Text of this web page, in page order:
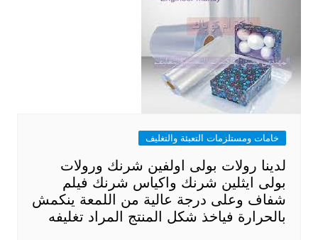
خامات ومستلزمات التعبئة والتغليف
لدينا رولات بولى اولفين شرنك ورولات
بولى ايثلين شرنك واكياس شرنك فيلم
شفاف وعلى درجة عالية من اللمعة ينكمش
بالحرارة فياخذ شكل المنتج المراد تغليفه